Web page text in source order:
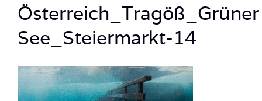
Österreich_Tragöß_Grüner
See_Steiermarkt-14